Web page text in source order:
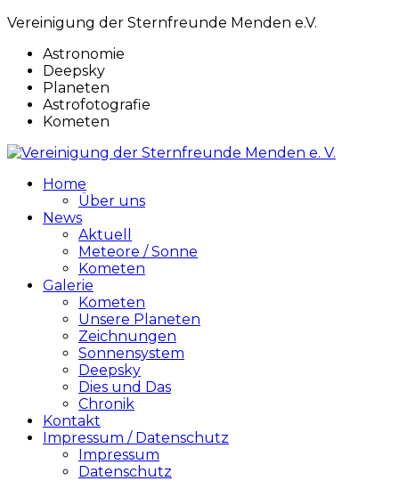
Vereinigung der Sternfreunde Menden e.V.
Astronomie
Deepsky
Planeten
Astrofotografie
Kometen
Home
Über uns
News
Aktuell
Meteore / Sonne
Kometen
Galerie
Kometen
Unsere Planeten
Zeichnungen
Sonnensystem
Deepsky
Dies und Das
Chronik
Kontakt
Impressum / Datenschutz
Impressum
Datenschutz